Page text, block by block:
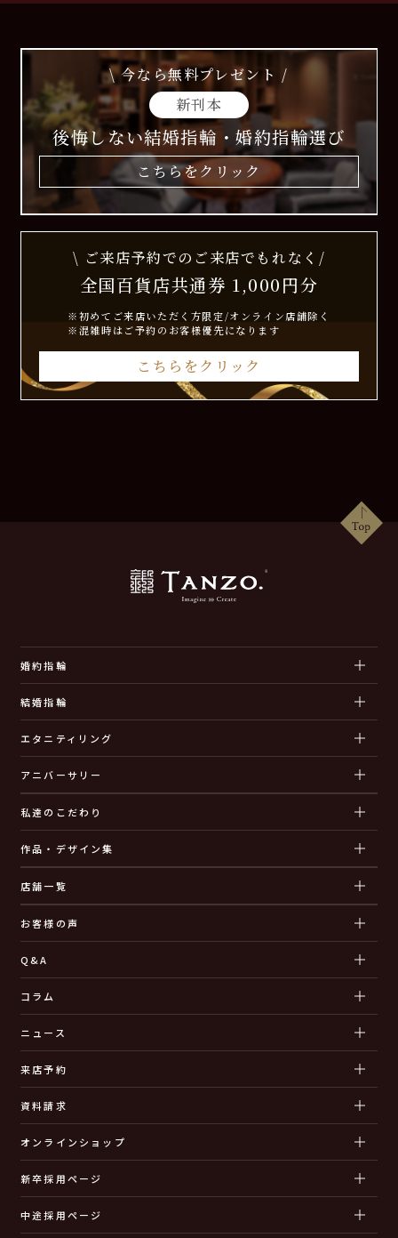
\ 今なら無料プレゼント /
新刊本
後悔しない結婚指輪・婚約指輪選び
こちらをクリック
\ ご来店予約でのご来店でもれなく/
全国百貨店共通券 1,000円分
※初めてご来店いただく方限定/オンライン店舗除く
※混雑時はご予約のお客様優先になります
こちらをクリック
婚約指輪
結婚指輪
エタニティリング
アニバーサリー
私達のこだわり
作品・デザイン集
店舗一覧
お客様の声
Q&A
コラム
ニュース
来店予約
資料請求
オンラインショップ
新卒採用ページ
中途採用ページ